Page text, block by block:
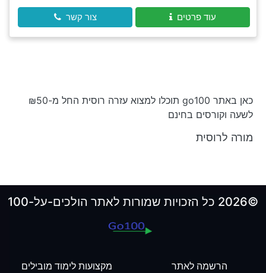
עוד פרטים צור קשר
כאן באתר go100 תוכלו למצוא עזרה רוסית החל מ-₪50
לשעה וקורסים בחינם
מורה לרוסית
©2026 כל הזכויות שמורות לאתר הולכים-על-100
הרשמה לאתר מקצועות לימוד מובילים